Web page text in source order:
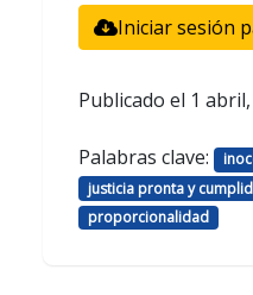
Iniciar sesión
Publicado el 1
Palabras clave:
justicia pronta y
proporcionalidad